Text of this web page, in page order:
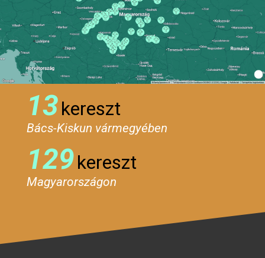
13kereszt
Bács-Kiskun vármegyében
129kereszt
Magyarországon